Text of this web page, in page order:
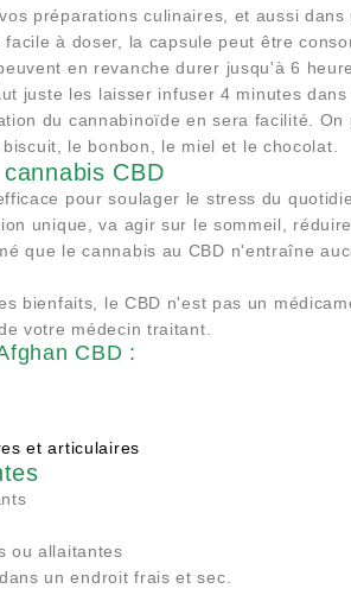
préparations culinaires, et aussi
à doser, la capsule peut être
en revanche durer jusqu'à 6
juste les laisser infuser 4 minutes
du cannabinoïde en sera facilité.
le bonbon, le miel et le chocolat.
CBD
pour soulager le stress du
unique, va agir sur le sommeil,
que le cannabis au CBD n'entraîne
bienfaits, le CBD n'est pas un
votre médecin traitant.
CBD :
et articulaires
ou allaitantes
un endroit frais et sec.